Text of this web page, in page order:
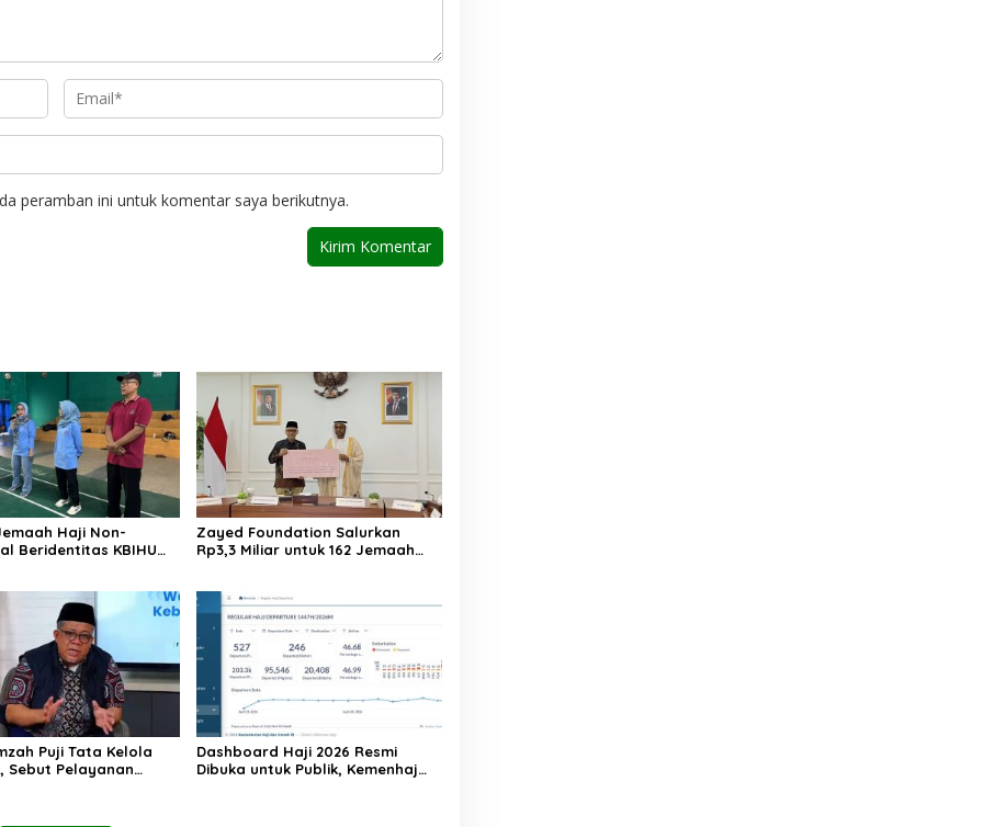
peramban ini untuk komentar saya berikutnya.
Haji Non-
Beridentitas KBIHU
Zayed Foundation Salurkan
Rp3,3 Miliar untuk 162 Jemaah
Puji Tata Kelola
Sebut Pelayanan
Dashboard Haji 2026 Resmi
Dibuka untuk Publik, Kemenhaj